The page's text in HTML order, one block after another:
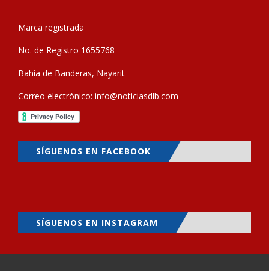
Marca registrada
No. de Registro 1655768
Bahía de Banderas, Nayarit
Correo electrónico: info@noticiasdlb.com
SÍGUENOS EN FACEBOOK
SÍGUENOS EN INSTAGRAM